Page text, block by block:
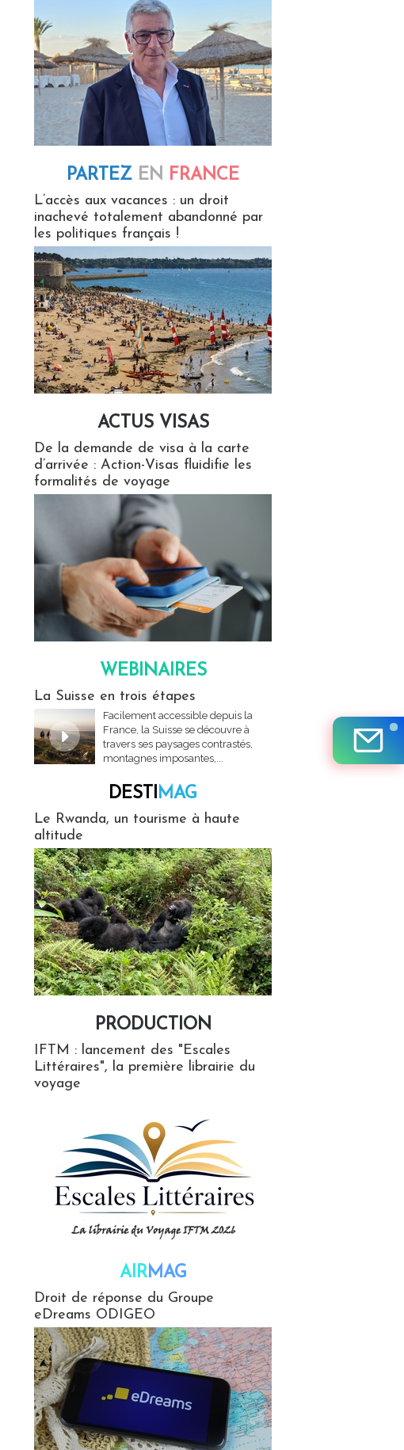
PARTEZ EN FRANCE
L’accès aux vacances : un droit
inachevé totalement abandonné par
les politiques français !
ACTUS VISAS
De la demande de visa à la carte
d’arrivée : Action-Visas fluidifie les
formalités de voyage
WEBINAIRES
La Suisse en trois étapes
Facilement accessible depuis la
France, la Suisse se découvre à
travers ses paysages contrastés,
montagnes imposantes,...
DESTIMAG
Le Rwanda, un tourisme à haute
altitude
PRODUCTION
IFTM : lancement des "Escales
Littéraires", la première librairie du
voyage
AIRMAG
Droit de réponse du Groupe
eDreams ODIGEO